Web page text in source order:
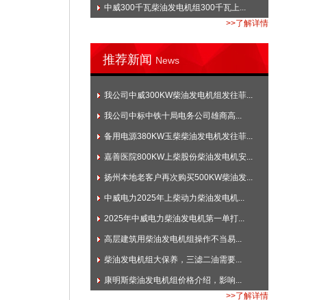
中威300千瓦柴油发电机组300千瓦上...
>>了解详情
推荐新闻 News
我公司中威300KW柴油发电机组发往菲...
我公司中标中铁十局电务公司雄商高...
备用电源380KW玉柴柴油发电机发往菲...
嘉善医院800KW上柴股份柴油发电机安...
扬州本地老客户再次购买500KW柴油发...
中威电力2025年上柴动力柴油发电机...
2025年中威电力柴油发电机第一单打...
高层建筑用柴油发电机组操作不当易...
柴油发电机组大保养，三滤二油需要...
康明斯柴油发电机组价格介绍，影响...
>>了解详情